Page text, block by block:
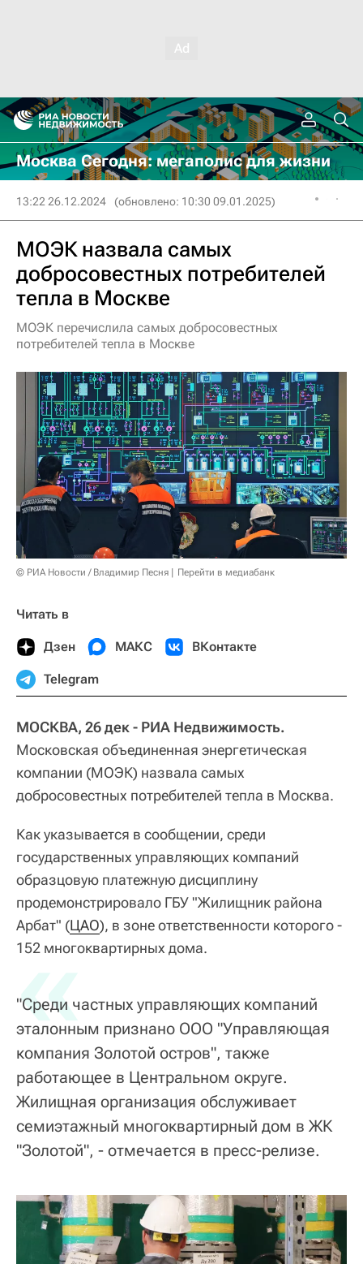
Москва Сегодня: мегаполис для жизни
13:22 26.12.2024 (обновлено: 10:30 09.01.2025)
МОЭК назвала самых
добросовестных потребителей
тепла в Москве
МОЭК перечислила самых добросовестных
потребителей тепла в Москве
© РИА Новости / Владимир Песня Перейти в медиабанк
Читать в
Дзен МАКС ВКонтакте
Telegram
МОСКВА, 26 дек - РИА Недвижимость.
Московская объединенная энергетическая
компании (МОЭК) назвала самых
добросовестных потребителей тепла в Москва.
Как указывается в сообщении, среди
государственных управляющих компаний
образцовую платежную дисциплину
продемонстрировало ГБУ "Жилищник района
Арбат" (ЦАО), в зоне ответственности которого -
152 многоквартирных дома.
«
"Среди частных управляющих компаний
эталонным признано ООО "Управляющая
компания Золотой остров", также
работающее в Центральном округе.
Жилищная организация обслуживает
семиэтажный многоквартирный дом в ЖК
"Золотой", - отмечается в пресс-релизе.